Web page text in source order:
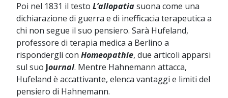
Poi nel 1831 il testo L’allopatiasuona come una
dichiarazione di guerra e di inefficacia terapeutica a
chi non segue il suo pensiero. Sarà Hufeland,
professore di terapia medica a Berlino a
rispondergli con Homeopathie, due articoli apparsi
sul suo Journal. Mentre Hahnemann attacca,
Hufeland è accattivante, elenca vantaggi e limiti del
pensiero di Hahnemann.